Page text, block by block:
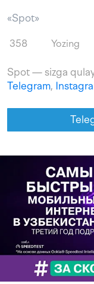
«Spot»
358 Yozing
Spot — sizga
Telegram,